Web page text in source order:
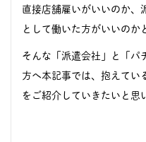
直接店舗雇いがいいのか、
として働いた方がいいのか
そんな「派遣会社」と「パ
方へ本記事では、抱えてい
をご紹介していきたいと思